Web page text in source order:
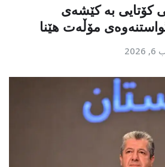
کۆتایی بە کێشەی
مۆڵەت هێنا